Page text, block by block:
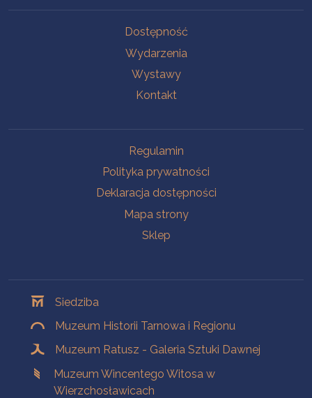
Dostępność
Wydarzenia
Wystawy
Kontakt
Regulamin
Polityka prywatności
Deklaracja dostępności
Mapa strony
Sklep
Siedziba
Muzeum Historii Tarnowa i Regionu
Muzeum Ratusz - Galeria Sztuki Dawnej
Muzeum Wincentego Witosa w
Wierzchosławicach